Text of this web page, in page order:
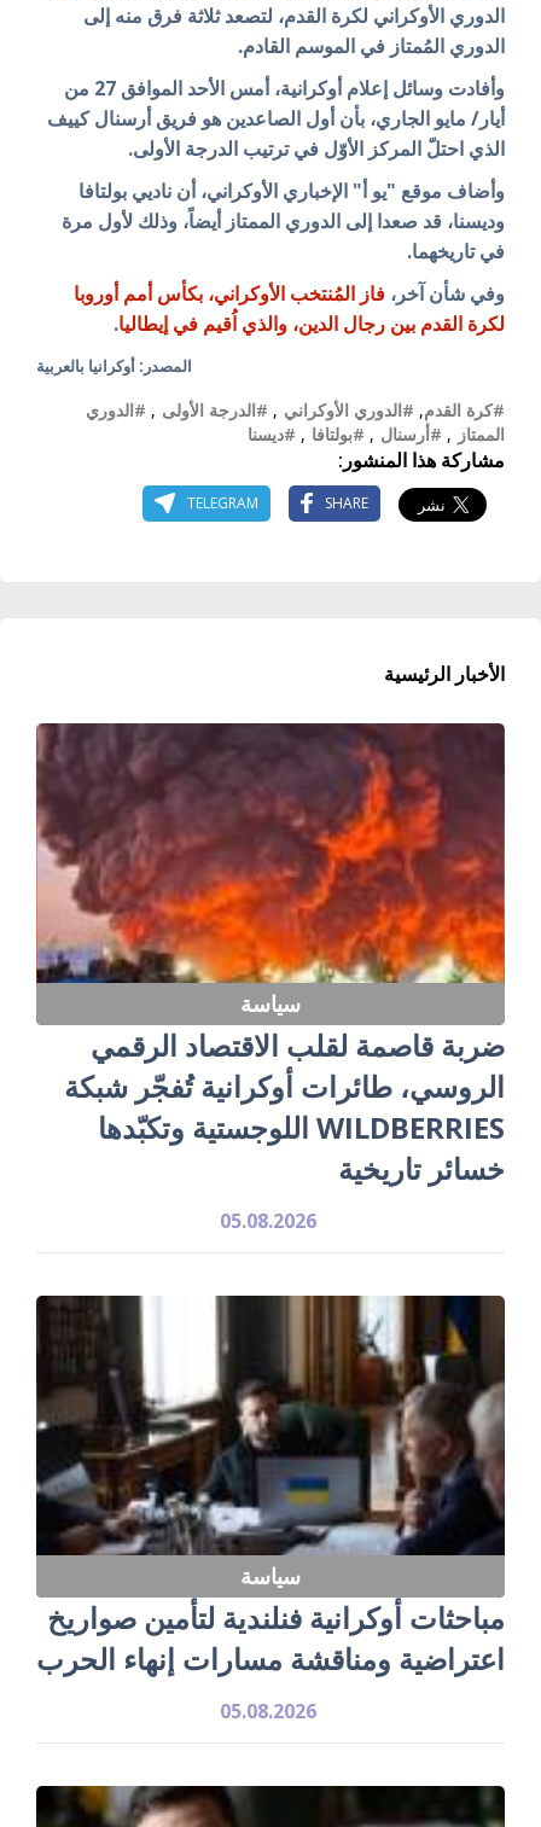
الدوري الأوكراني لكرة القدم، لتصعد ثلاثة فرق منه إلى
الدوري المُمتاز في الموسم القادم.
وأفادت وسائل إعلام أوكرانية، أمس الأحد الموافق 27 من
أيار/ مايو الجاري، بأن أول الصاعدين هو فريق أرسنال كييف
الذي احتلّ المركز الأوّل في ترتيب الدرجة الأولى.
وأضاف موقع "يو أ" الإخباري الأوكراني، أن ناديي بولتافا
وديسنا، قد صعدا إلى الدوري الممتاز أيضاً، وذلك لأول مرة
في تاريخهما.
وفي شأن آخر، فاز المُنتخب الأوكراني، بكأس أمم أوروبا
لكرة القدم بين رجال الدين، والذي اُقيم في إيطاليا.
المصدر: أوكرانيا بالعربية
#كرة القدم, #الدوري الأوكراني , #الدرجة الأولى , #الدوري
الممتاز , #أرسنال , #بولتافا , #ديسنا
مشاركة هذا المنشور:
SHARE
TELEGRAM
الأخبار الرئيسية
سياسة
ضربة قاصمة لقلب الاقتصاد الرقمي
الروسي، طائرات أوكرانية تُفجّر شبكة
WILDBERRIES اللوجستية وتكبّدها
خسائر تاريخية
05.08.2026
سياسة
مباحثات أوكرانية فنلندية لتأمين صواريخ
اعتراضية ومناقشة مسارات إنهاء الحرب
05.08.2026